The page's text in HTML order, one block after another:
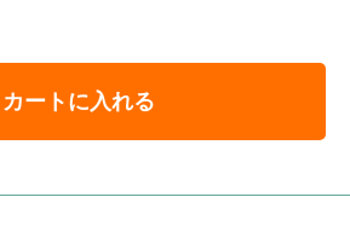
カートに入れる